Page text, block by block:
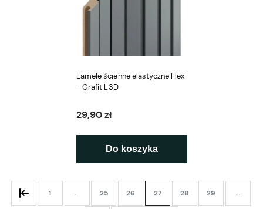
Lamele ścienne elastyczne Flex
- Grafit L3D
29,90 zł
Do koszyka
1 ... 25 26 27 28 29 ...